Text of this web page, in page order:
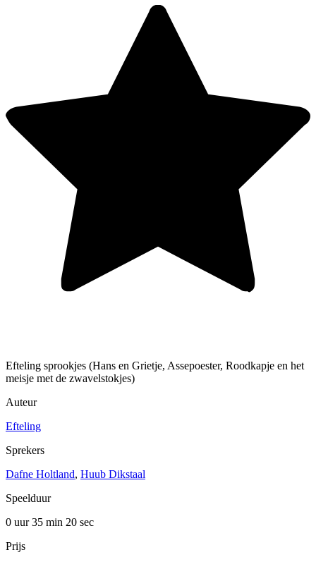
Efteling sprookjes (Hans en Grietje, Assepoester, Roodkapje en het
meisje met de zwavelstokjes)
Auteur
Efteling
Sprekers
Dafne Holtland, Huub Dikstaal
Speelduur
0 uur 35 min 20 sec
Prijs